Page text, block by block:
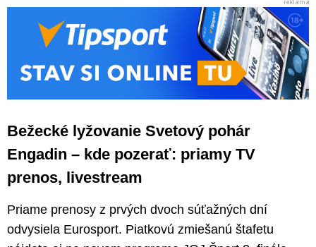
Bežecké lyžovanie Svetový pohár
Engadin – kde pozerať: priamy TV
prenos, livestream
Priame prenosy z prvých dvoch súťažných dní
odvysiela Eurosport. Piatkovú zmiešanú štafetu